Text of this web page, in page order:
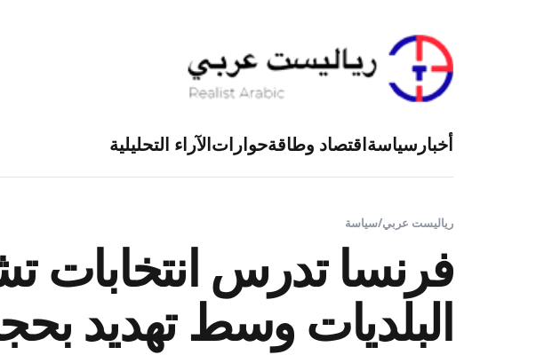
أخبار سياسةاقتصاد وطاقةحواراتالآراء التحليلية
رياليست عربي/سياسة
فرنسا تدرس انتخابات
البلديات وسط تهديد